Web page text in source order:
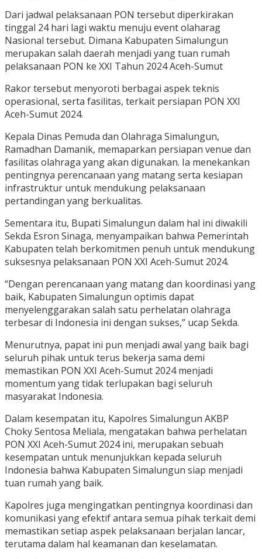
Dari jadwal pelaksanaan PON tersebut diperkirakan
tinggal 24 hari lagi waktu menuju event olaharag
Nasional tersebut. Dimana Kabupaten Simalungun
merupakan salah daerah menjadi yang tuan rumah
pelaksanaan PON ke XXI Tahun 2024 Aceh-Sumut
Rakor tersebut menyoroti berbagai aspek teknis
operasional, serta fasilitas, terkait persiapan PON XXI
Aceh-Sumut 2024.
Kepala Dinas Pemuda dan Olahraga Simalungun,
Ramadhan Damanik, memaparkan persiapan venue dan
fasilitas olahraga yang akan digunakan. Ia menekankan
pentingnya perencanaan yang matang serta kesiapan
infrastruktur untuk mendukung pelaksanaan
pertandingan yang berkualitas.
Sementara itu, Bupati Simalungun dalam hal ini diwakili
Sekda Esron Sinaga, menyampaikan bahwa Pemerintah
Kabupaten telah berkomitmen penuh untuk mendukung
suksesnya pelaksanaan PON XXI Aceh-Sumut 2024.
“Dengan perencanaan yang matang dan koordinasi yang
baik, Kabupaten Simalungun optimis dapat
menyelenggarakan salah satu perhelatan olahraga
terbesar di Indonesia ini dengan sukses,” ucap Sekda.
Menurutnya, papat ini pun menjadi awal yang baik bagi
seluruh pihak untuk terus bekerja sama demi
memastikan PON XXI Aceh-Sumut 2024 menjadi
momentum yang tidak terlupakan bagi seluruh
masyarakat Indonesia.
Dalam kesempatan itu, Kapolres Simalungun AKBP
Choky Sentosa Meliala, mengatakan bahwa perhelatan
PON XXI Aceh-Sumut 2024 ini, merupakan sebuah
kesempatan untuk menunjukkan kepada seluruh
Indonesia bahwa Kabupaten Simalungun siap menjadi
tuan rumah yang baik.
Kapolres juga mengingatkan pentingnya koordinasi dan
komunikasi yang efektif antara semua pihak terkait demi
memastikan setiap aspek pelaksanaan berjalan lancar,
terutama dalam hal keamanan dan keselamatan.